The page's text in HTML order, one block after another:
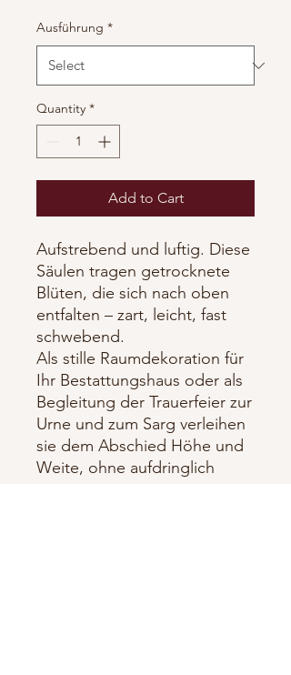
Ausführung *
Quantity *
Add to Cart
Aufstrebend und luftig. Diese
Säulen tragen getrocknete
Blüten, die sich nach oben
entfalten – zart, leicht, fast
schwebend.
Als stille Raumdekoration für
Ihr Bestattungshaus oder als
Begleitung der Trauerfeier zur
Urne und zum Sarg verleihen
sie dem Abschied Höhe und
Weite, ohne aufdringlich